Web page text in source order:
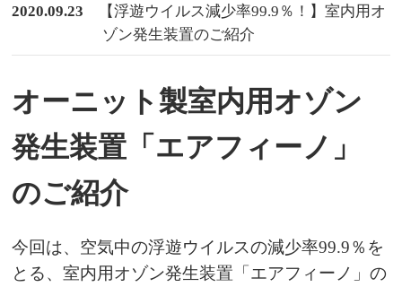
2020.09.23
【浮遊ウイルス減少率99.9％！】室内用オ
ゾン発生装置のご紹介
オーニット製室内用オゾン
発生装置「エアフィーノ」
のご紹介
今回は、空気中の浮遊ウイルスの減少率99.9％を
とる、室内用オゾン発生装置「エアフィーノ」の